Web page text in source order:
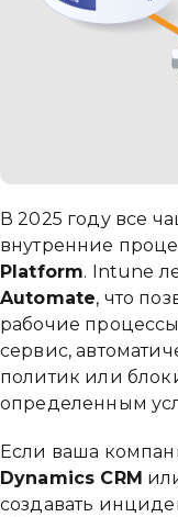
В 2025 году все
внутренние
Platform. Intune
Automate, что
рабочие
сервис,
политик или
определенным
Если ваша
Dynamics CRM
создавать